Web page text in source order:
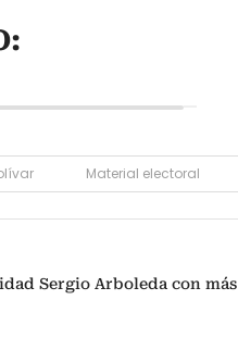
Material electoral
Sergio Arboleda con más